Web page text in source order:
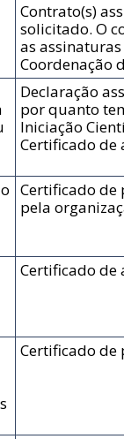
Contrato(s)
solicitado. O
as
Coordenação
Declaração
por quanto
Iniciação
Certificado de
Certificado de
pela
Certificado de
Certificado de